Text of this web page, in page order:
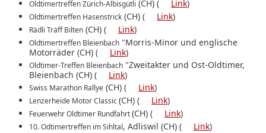
Oldtimertreffen Zürich-Albisgütli (CH) ( Link)
Oldtimertreffen Hasenstrick (CH) ( Link)
Rädli Träff Bilten (CH) ( Link)
Oldtimertreffen Bleienbach "Morris-Minor und englische
Motorräder (CH) (
Link)
Oldtimer-Treffen Bleienbach "Zweitakter und Ost-Oldtimer,
Bleienbach (CH) (
Link)
Swiss Marathon Rallye (CH) ( Link)
Lenzerheide Motor Classic(CH) ( Link)
Feuerwehr Oldtimer Rundfahrt(CH) ( Link)
10. Odtimertreffen im Sihltal, Adliswil (CH) ( Link)